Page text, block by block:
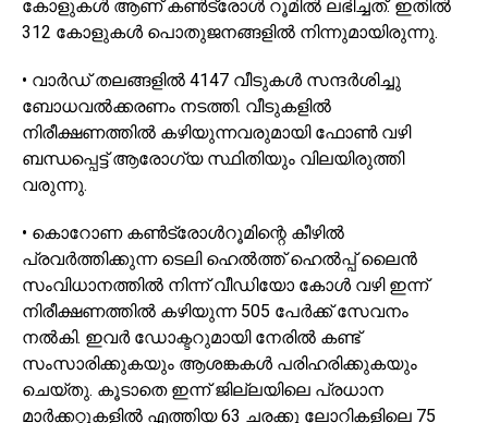
കോളുകൾ ആണ് കൺട്രോൾ റൂമിൽ ലഭിച്ചത്. ഇതിൽ
312 കോളുകൾ പൊതുജനങ്ങളിൽ നിന്നുമായിരുന്നു.
• വാർഡ് തലങ്ങളിൽ 4147 വീടുകൾ സന്ദർശിച്ചു
ബോധവൽക്കരണം നടത്തി. വീടുകളിൽ
നിരീക്ഷണത്തിൽ കഴിയുന്നവരുമായി ഫോൺ വഴി
ബന്ധപ്പെട്ട് ആരോഗ്യ സ്ഥിതിയും വിലയിരുത്തി
വരുന്നു.
• കൊറോണ കൺട്രോൾറൂമിന്റെ കീഴിൽ
പ്രവർത്തിക്കുന്ന ടെലി ഹെൽത്ത് ഹെൽപ്പ് ലൈൻ
സംവിധാനത്തിൽ നിന്ന് വീഡിയോ കോൾ വഴി ഇന്ന്
നിരീക്ഷണത്തിൽ കഴിയുന്ന 505 പേർക്ക് സേവനം
നൽകി. ഇവർ ഡോക്ടറുമായി നേരിൽ കണ്ട്
സംസാരിക്കുകയും ആശങ്കകൾ പരിഹരിക്കുകയും
ചെയ്തു. കൂടാതെ ഇന്ന് ജില്ലയിലെ പ്രധാന
മാർക്കറ്റുകളിൽ എത്തിയ 63 ചരക്കു ലോറികളിലെ 75